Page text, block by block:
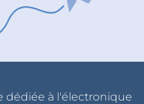
dédiée à l'électronique